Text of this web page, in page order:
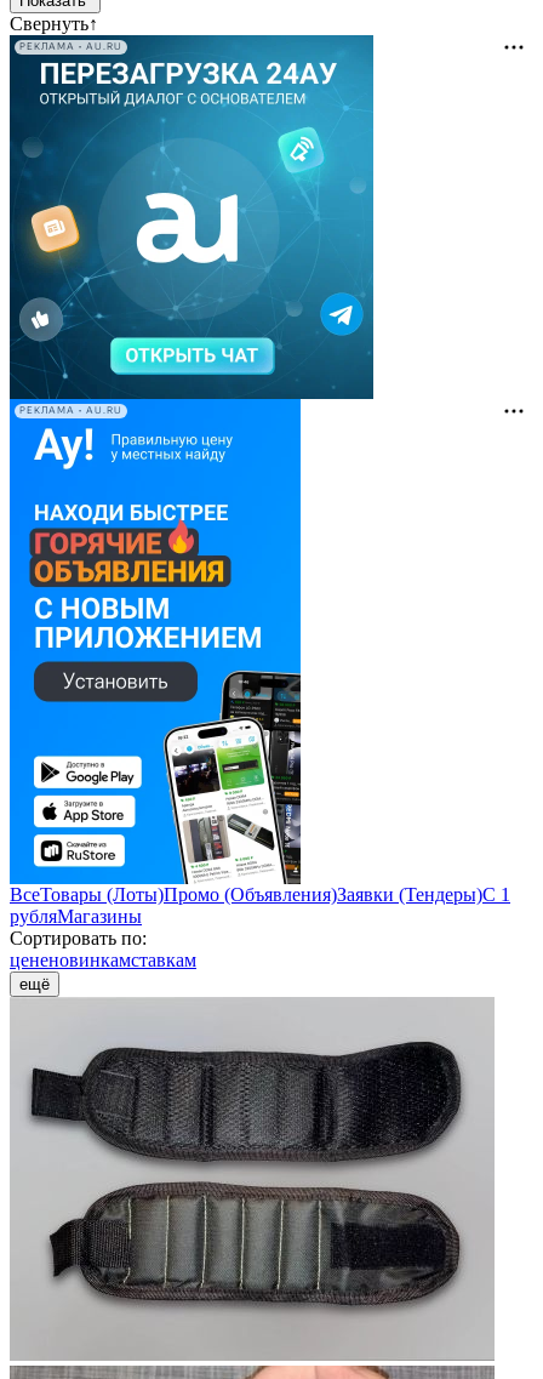
Свернуть↑
РЕКЛАМА • AU.RU
РЕКЛАМА • AU.RU
ВсеТовары (Лоты)Промо (Объявления)Заявки (Тендеры)С 1
рубляМагазины
Сортировать по:
цененовинкамставкам
ещё